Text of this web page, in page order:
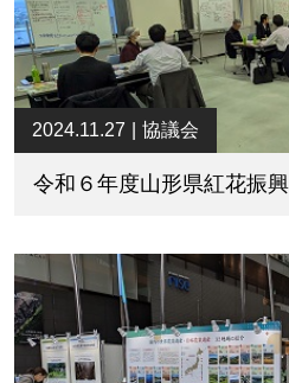
2024.11.27 協議会
令和６年度山形県紅花振